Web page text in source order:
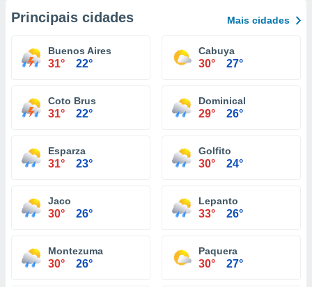
Principais cidades Mais cidades
Buenos Aires
31° 22°
Cabuya
30° 27°
Coto Brus
31° 22°
Dominical
29° 26°
Esparza
31° 23°
Golfito
30° 24°
Jaco
30° 26°
Lepanto
33° 26°
Montezuma
30° 26°
Paquera
30° 27°